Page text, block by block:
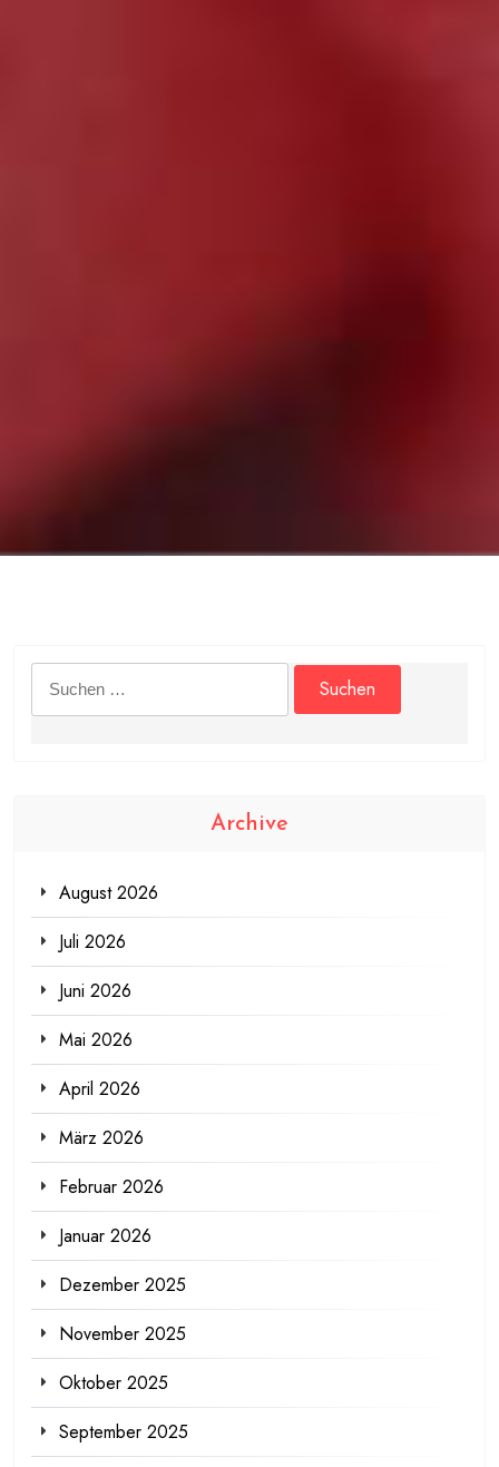
Suchen
nach:
Archive
August 2026
Juli 2026
Juni 2026
Mai 2026
April 2026
März 2026
Februar 2026
Januar 2026
Dezember 2025
November 2025
Oktober 2025
September 2025